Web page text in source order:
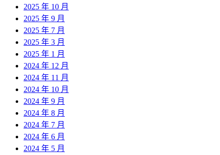
2025 年 10 月
2025 年 9 月
2025 年 7 月
2025 年 3 月
2025 年 1 月
2024 年 12 月
2024 年 11 月
2024 年 10 月
2024 年 9 月
2024 年 8 月
2024 年 7 月
2024 年 6 月
2024 年 5 月